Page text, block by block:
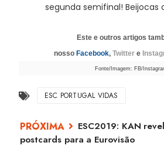
segunda semifinal! Beijocas
Este e outros artigos
nosso Facebook, Twitter e
Fonte/Imagem: FB/
ESC PORTUGAL VIDAS
ESC2019: KAN
postcards para a Eurovisão